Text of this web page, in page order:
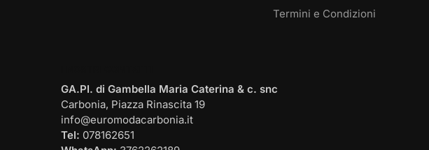
Termini e Condizioni
GA.PI. di Gambella Maria Caterina & c. snc
Carbonia, Piazza Rinascita 19
info@euromodacarbonia.it
Tel: 078162651